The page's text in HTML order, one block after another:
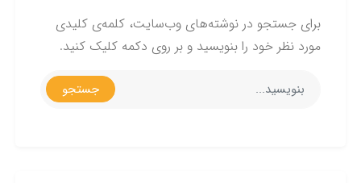
برای جستجو در نوشته‌های وب‌سایت، کلمه‌ی کلیدی
مورد نظر خود را بنویسید و بر روی دکمه کلیک کنید.
جستجو